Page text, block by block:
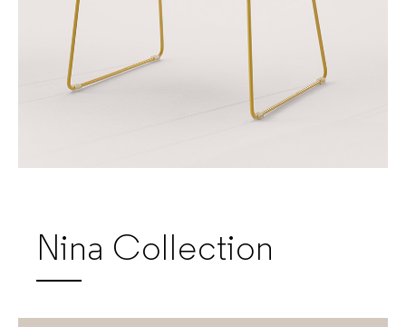
Nina Collection